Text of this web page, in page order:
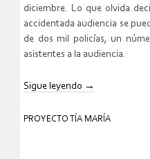
diciembre. Lo que olvida
accidentada audiencia se
de dos mil policías, un
asistentes a la audiencia.
Sigue leyendo →
PROYECTO TÍA MARÍA